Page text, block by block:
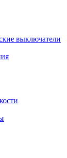
выключатели